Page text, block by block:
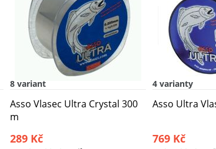
8 variant
Asso Vlasec Ultra Crystal 300
m
289 Kč
4 varianty
Asso Ultra
769 Kč